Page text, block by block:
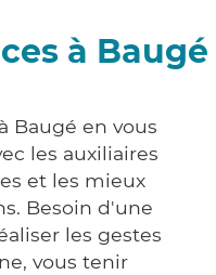
à Baugé
Baugé en vous
les auxiliaires
et les mieux
Besoin d'une
les gestes
vous tenir